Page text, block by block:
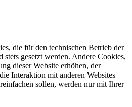
die für den technischen Betrieb der
stets gesetzt werden. Andere Cookies,
dieser Website erhöhen, der
Interaktion mit anderen Websites
sollen, werden nur mit Ihrer